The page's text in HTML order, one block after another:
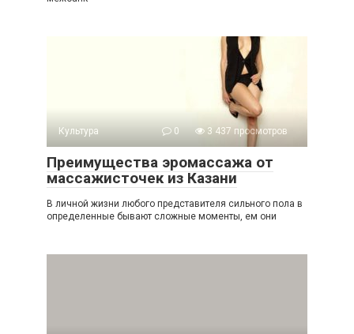
Культура 0 3 437 просмотров
Преимущества эромассажа от
массажисточек из Казани
В личной жизни любого представителя сильного пола в
определенные бывают сложные моменты, ем они